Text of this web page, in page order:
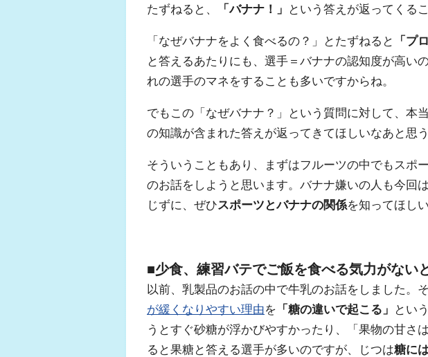
たずねると、
「バナナ！」 という答えが返ってくる
「なぜバナナをよく食べるの？」とたずねると
「プ
と答えるあたりにも、選手＝バナナの認知度が高い
れの選手のマネをすることも多いですからね。
でもこの「なぜバナナ？」という質問に対して、本
の知識が含まれた答えが返ってきてほしいなあと思
そういうこともあり、まずはフルーツの中でもスポ
のお話をしようと思います。バナナ嫌いの人も今回
じずに、ぜひスポーツとバナナの関係を知ってほし
■少食、練習バテでご飯を食べる気力がない
以前、乳製品のお話の中で牛乳のお話をしました。そ
が緩くなりやすい理由を 「糖の違いで起こる」 とい
うとすぐ砂糖が浮かびやすかったり、「果物の甘さ
ると果糖と答える選手が多いのですが、じつは糖に